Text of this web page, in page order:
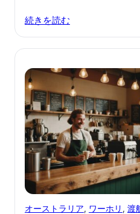
続きを読む
オーストラリア, ワーホリ , 渡